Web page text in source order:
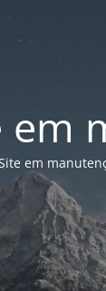
em
em